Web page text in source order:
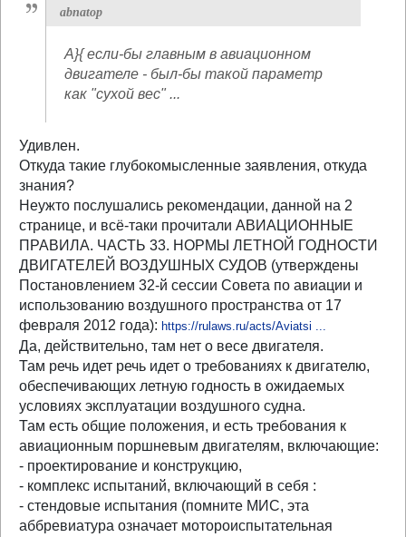
abnatop
А}{ если-бы главным в авиационном
двигателе - был-бы такой параметр
как "сухой вес" ...
Удивлен.
Откуда такие глубокомысленные заявления, откуда
знания?
Неужто послушались рекомендации, данной на 2
странице, и всё-таки прочитали АВИАЦИОННЫЕ
ПРАВИЛА. ЧАСТЬ 33. НОРМЫ ЛЕТНОЙ ГОДНОСТИ
ДВИГАТЕЛЕЙ ВОЗДУШНЫХ СУДОВ (утверждены
Постановлением 32-й сессии Совета по авиации и
использованию воздушного пространства от 17
февраля 2012 года): https://rulaws.ru/acts/Aviatsi ...
Да, действительно, там нет о весе двигателя.
Там речь идет речь идет о требованиях к двигателю,
обеспечивающих летную годность в ожидаемых
условиях эксплуатации воздушного судна.
Там есть общие положения, и есть требования к
авиационным поршневым двигателям, включающие:
- проектирование и конструкцию,
- комплекс испытаний, включающий в себя :
- стендовые испытания (помните МИС, эта
аббревиатура означает мотороиспытательная